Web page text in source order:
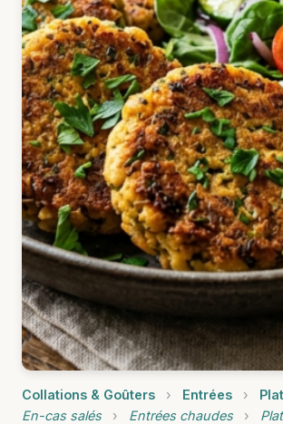
Collations & Goûters › Entrées ›
En-cas salés
› Entrées chaudes ›